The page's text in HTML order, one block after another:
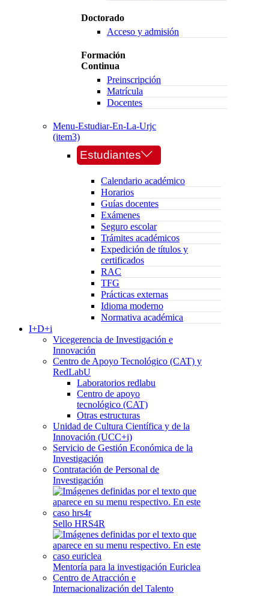
Doctorado
Acceso y admisión
Formación
Continua
Preinscripción
Matrícula
Docentes
Menu-Estudiar-En-La-Urjc
(item3)
Estudiantes
Calendario académico
Horarios
Guías docentes
Exámenes
Seguro escolar
Trámites académicos
Expedición de títulos y
certificados
RAC
TFG
Prácticas externas
Idioma moderno
Normativa académica
I+D+i
Vicegerencia de Investigación e
Innovación
Centro de Apoyo Tecnológico (CAT) y
RedLabU
Laboratorios redlabu
Centro de apoyo
tecnológico (CAT)
Otras estructuras
Unidad de Cultura Científica y de la
Innovación (UCC+i)
Servicio de Gestión Económica de la
Investigación
Contratación de Personal de
Investigación
Sello HRS4R
Mentoría para la investigación Euriclea
Centro de Atracción e
Internacionalización del Talento